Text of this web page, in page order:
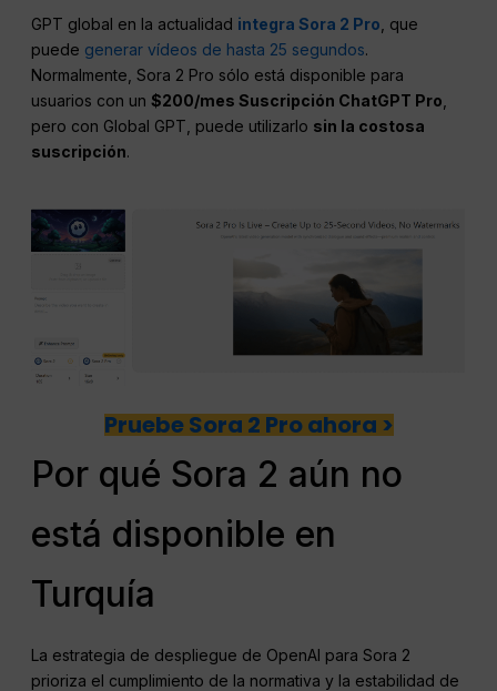
GPT global en la actualidad integra Sora 2 Pro, que
puede generar vídeos de hasta 25 segundos.
Normalmente, Sora 2 Pro sólo está disponible para
usuarios con un$200/mes Suscripción ChatGPT Pro,
pero con Global GPT, puede utilizarlo sin la costosa
suscripción.
Pruebe Sora 2 Pro ahora >
Por qué Sora 2 aún no
está disponible en
Turquía
La estrategia de despliegue de OpenAI para Sora 2
prioriza el cumplimiento de la normativa y la estabilidad de